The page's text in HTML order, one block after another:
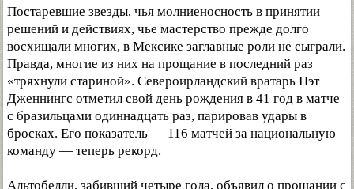
Постаревшие звезды, чья молниеносность в принятии
решений и действиях, чье мастерство прежде долго
восхищали многих, в Мексике заглавные роли не сыграли.
Правда, многие из них на прощание в последний раз
«тряхнули стариной». Североирландский вратарь Пэт
Дженнингс отметил свой день рождения в 41 год в матче
с бразильцами одиннадцать раз, парировав удары в
бросках. Его показатель — 116 матчей за национальную
команду — теперь рекорд.
Альтобелли, забивший четыре гола, объявил о прощании с